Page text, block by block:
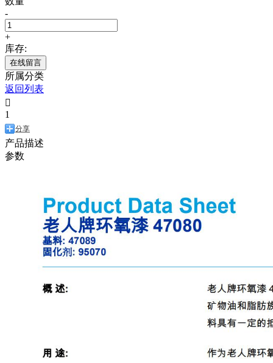
-
+
库存:
在线留言
所属分类
返回列表

1
分享
产品描述
参数